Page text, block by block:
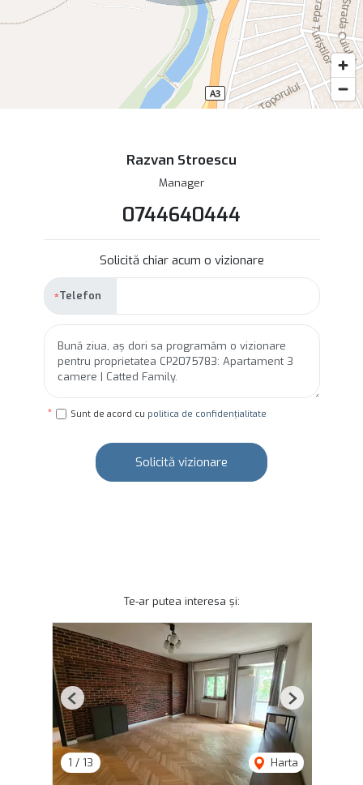
Razvan Stroescu
Manager
0744640444
Solicită chiar acum o vizionare
Telefon
Sunt de acord cu politica de confidențialitate
Solicită vizionare
Te-ar putea interesa și:
1 / 13 Harta
Previous Next